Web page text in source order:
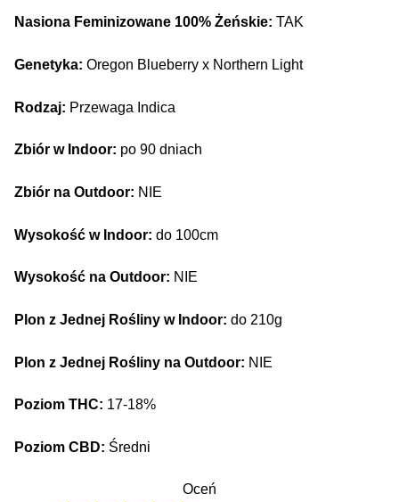
Nasiona Feminizowane 100% Żeńskie: TAK
Genetyka: Oregon Blueberry x Northern Light
Rodzaj: Przewaga Indica
Zbiór w Indoor: po 90 dniach
Zbiór na Outdoor: NIE
Wysokość w Indoor: do 100cm
Wysokość na Outdoor: NIE
Plon z Jednej Rośliny w Indoor: do 210g
Plon z Jednej Rośliny na Outdoor: NIE
Poziom THC: 17-18%
Poziom CBD: Średni
Oceń